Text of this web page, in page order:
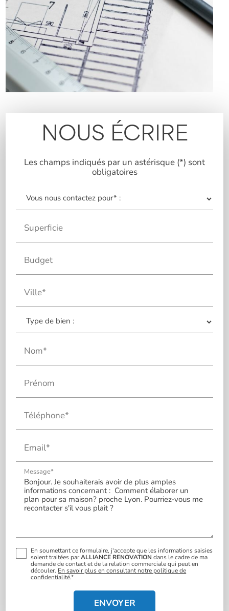
NOUS ÉCRIRE
Les champs indiqués par un astérisque (*) sont
obligatoires
Superficie
Budget
Ville*
Nom*
Prénom
Téléphone*
Email*
Message*
En soumettant ce formulaire, j'accepte que les informations saisies
soient traitées parALLIANCE RENOVATION dans le cadre de ma
demande de contact et de la relation commerciale qui peut en
découler. En savoir plus en consultant notre politique de
confidentialité.*